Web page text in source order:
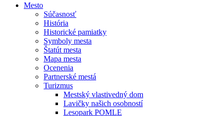
Mesto
Súčasnosť
História
Historické pamiatky
Symboly mesta
Štatút mesta
Mapa mesta
Ocenenia
Partnerské mestá
Turizmus
Mestský vlastivedný dom
Lavičky našich osobností
Lesopark POMLE